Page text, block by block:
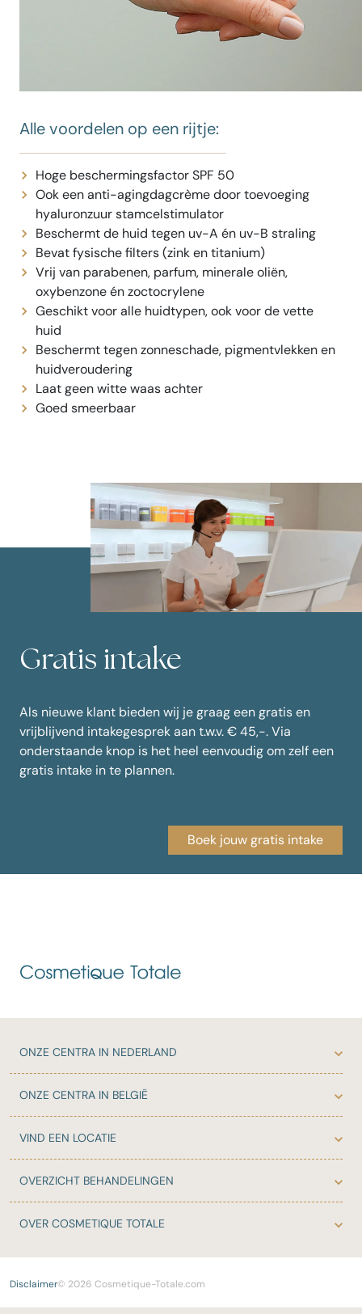
Alle voordelen op een rijtje:
Hoge beschermingsfactor SPF 50
Ook een anti-agingdagcrème door toevoeging
hyaluronzuur stamcelstimulator
Beschermt de huid tegen uv-A én uv-B straling
Bevat fysische filters (zink en titanium)
Vrij van parabenen, parfum, minerale oliën,
oxybenzone én zoctocrylene
Geschikt voor alle huidtypen, ook voor de vette
huid
Beschermt tegen zonneschade, pigmentvlekken en
huidveroudering
Laat geen witte waas achter
Goed smeerbaar
Gratis intake
Als nieuwe klant bieden wij je graag een gratis en
vrijblijvend intakegesprek aan t.w.v. € 45,-. Via
onderstaande knop is het heel eenvoudig om zelf een
gratis intake in te plannen.
Boek jouw gratis intake
ONZE CENTRA IN NEDERLAND
ONZE CENTRA IN BELGIË
VIND EEN LOCATIE
OVERZICHT BEHANDELINGEN
OVER COSMETIQUE TOTALE
Disclaimer© 2026 Cosmetique-Totale.com